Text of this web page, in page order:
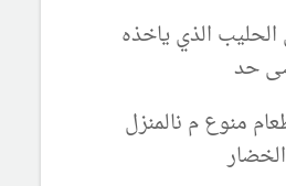
الذي ياخذه
حد
منوع م نالمنزل